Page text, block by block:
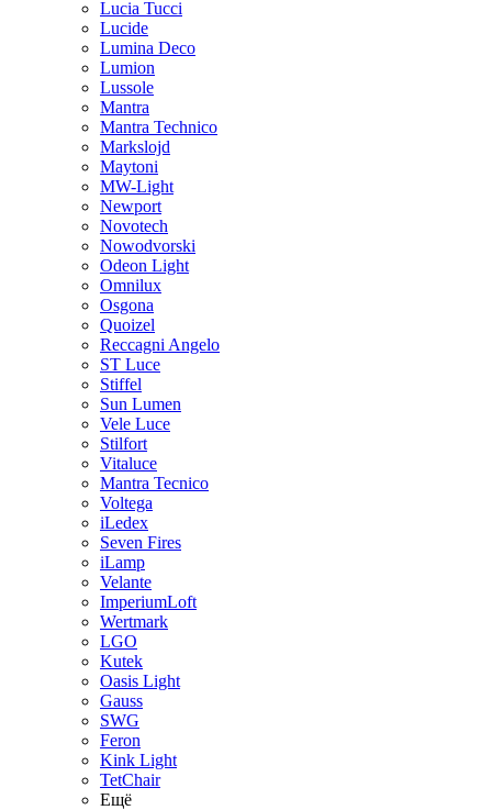
Lucia Tucci
Lucide
Lumina Deco
Lumion
Lussole
Mantra
Mantra Technico
Markslojd
Maytoni
MW-Light
Newport
Novotech
Nowodvorski
Odeon Light
Omnilux
Osgona
Quoizel
Reccagni Angelo
ST Luce
Stiffel
Sun Lumen
Vele Luce
Stilfort
Vitaluce
Mantra Tecnico
Voltega
iLedex
Seven Fires
iLamp
Velante
ImperiumLoft
Wertmark
LGO
Kutek
Oasis Light
Gauss
SWG
Feron
Kink Light
TetСhair
Ещё